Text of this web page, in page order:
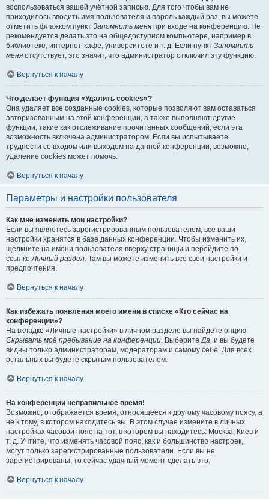
воспользоваться вашей учётной записью. Для того чтобы вам не
приходилось вводить имя пользователя и пароль каждый раз, вы можете
отметить флажком пункт Запомнить меня при входе на конференцию. Не
рекомендуется делать это на общедоступном компьютере, например в
библиотеке, интернет-кафе, университете и т. д. Если пункт Запомнить
меня отсутствует, это значит, что администратор отключил эту функцию.
Вернуться к началу
Что делает функция «Удалить cookies»?
Она удаляет все созданные cookies, которые позволяют вам оставаться
авторизованным на этой конференции, а также выполняют другие
функции, такие как отслеживание прочитанных сообщений, если эта
возможность включена администратором. Если вы испытываете
трудности со входом или выходом на данной конференции, возможно,
удаление cookies может помочь.
Вернуться к началу
Параметры и настройки пользователя
Как мне изменить мои настройки?
Если вы являетесь зарегистрированным пользователем, все ваши
настройки хранятся в базе данных конференции. Чтобы изменить их,
щёлкните на имени пользователя вверху страницы и перейдите по
ссылкеЛичный раздел. Там вы можете изменить все свои настройки и
предпочтения.
Вернуться к началу
Как избежать появления моего имени в списке «Кто сейчас на
конференции»?
На вкладке «Личные настройки» в личном разделе вы найдёте опцию
Скрывать моё пребывание на конференции. ВыберитеДа, и вы будете
видны только администраторам, модераторам и самому себе. Для всех
остальных вы будете скрытым пользователем.
Вернуться к началу
На конференции неправильное время!
Возможно, отображается время, относящееся к другому часовому поясу, а
не к тому, в котором находитесь вы. В этом случае измените в личных
настройках часовой пояс на тот, в котором вы находитесь: Москва, Киев и
т. д. Учтите, что изменять часовой пояс, как и большинство настроек,
могут только зарегистрированные пользователи. Если вы не
зарегистрированы, то сейчас удачный момент сделать это.
Вернуться к началу